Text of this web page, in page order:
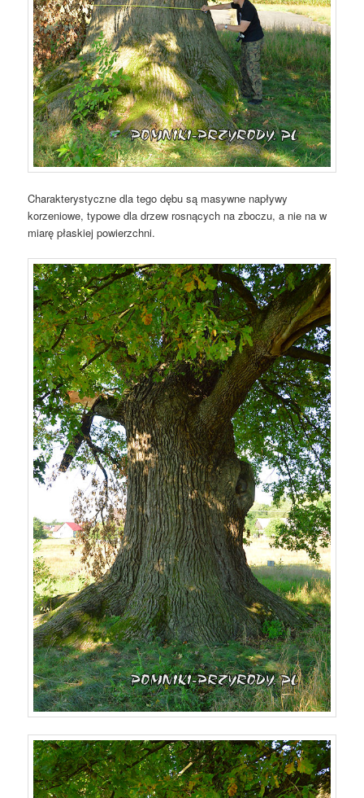
Charakterystyczne dla tego dębu są masywne napływy
korzeniowe, typowe dla drzew rosnących na zboczu, a nie na w
miarę płaskiej powierzchni.